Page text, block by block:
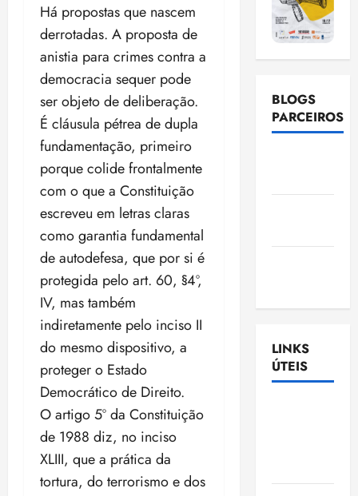
Há propostas que nascem
derrotadas. A proposta de
anistia para crimes contra a
democracia sequer pode
ser objeto de deliberação.
É cláusula pétrea de dupla
fundamentação, primeiro
porque colide frontalmente
com o que a Constituição
escreveu em letras claras
como garantia fundamental
de autodefesa, que por si é
protegida pelo art. 60, §4º,
IV, mas também
indiretamente pelo inciso II
do mesmo dispositivo, a
proteger o Estado
Democrático de Direito.
O artigo 5º da Constituição
de 1988 diz, no inciso
XLIII, que a prática da
tortura, do terrorismo e dos
BLOGS
PARCEIROS
LINKS
ÚTEIS